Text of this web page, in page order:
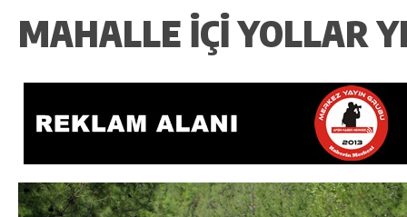
MAHALLE İÇI YOLLAR